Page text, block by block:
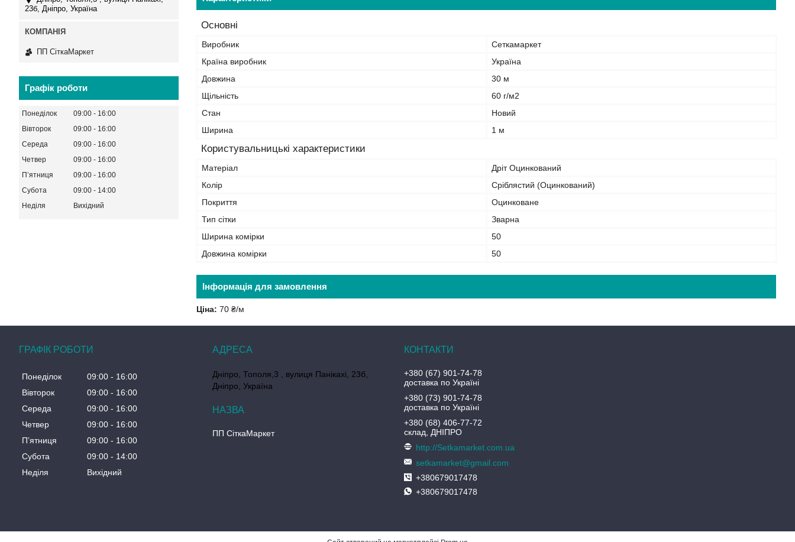
Основні
Виробник
Сеткамаркет
Країна виробник
Україна
Довжина
30 м
Щільність
60 г/м2
Стан
Новий
Ширина
1 м
Користувальницькі характеристики
Матеріал
Дріт Оцинкований
Колір
Сріблястий (Оцинкований)
Покриття
Оцинковане
Тип сітки
Зварна
Ширина комірки
50
Довжина комірки
50
Інформація для замовлення
Ціна: 70 ₴/м
23б, Дніпро, Україна
ПП СіткаМаркет
Графік роботи
Понеділок 09:00
16:00
Вівторок
09:00
16:00
Середа
09:00
16:00
Четвер
09:00
16:00
Пʼятниця
09:00
16:00
Субота
09:00
14:00
Неділя
Вихідний
ГРАФІК РОБОТИ
Понеділок 09:00
16:00
Вівторок
09:00
16:00
Середа
09:00
16:00
Четвер
09:00
16:00
Пʼятниця
09:00
16:00
Субота
09:00
14:00
Неділя
Вихідний
Дніпро, Тополя,3 , вулиця Панікахі, 23б,
Дніпро, Україна
ПП СіткаМаркет
+380 (67) 901-74-78
доставка по Україні
+380 (73) 901-74-78
доставка по Україні
+380 (68) 406-77-72
склад, ДНІПРО
http://Setkamarket.com.ua
setkamarket@gmail.com
+380679017478
+380679017478